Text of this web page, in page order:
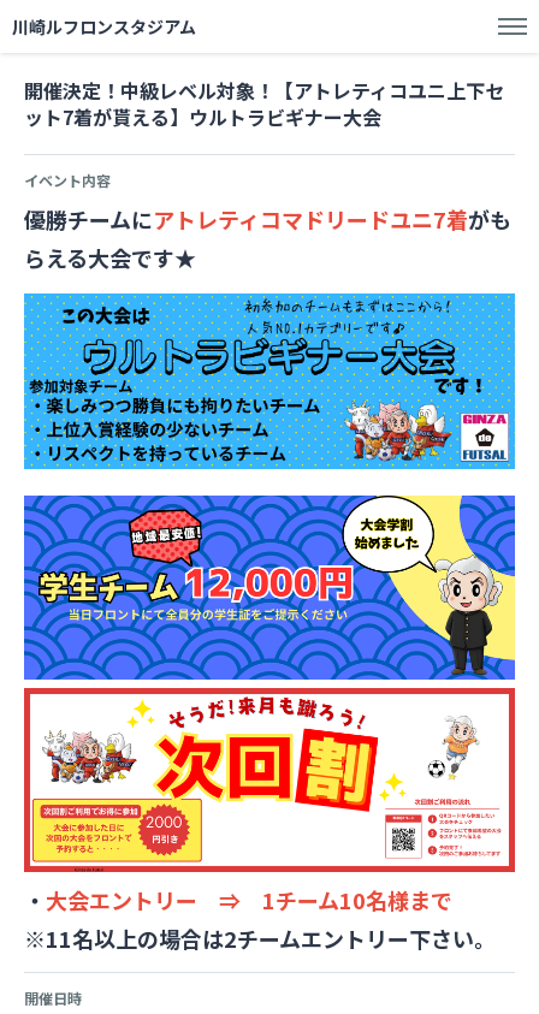
川崎ルフロンスタジアム
開催決定！中級レベル対象！【アトレティコユニ上下セ
ット7着が貰える】ウルトラビギナー大会
イベント内容
優勝チームにアトレティコマドリードユニ7着がも
らえる大会です★
・ 大会エントリー ⇒ 1チーム10名様まで
※11名以上の場合は2チームエントリー下さい。
開催日時